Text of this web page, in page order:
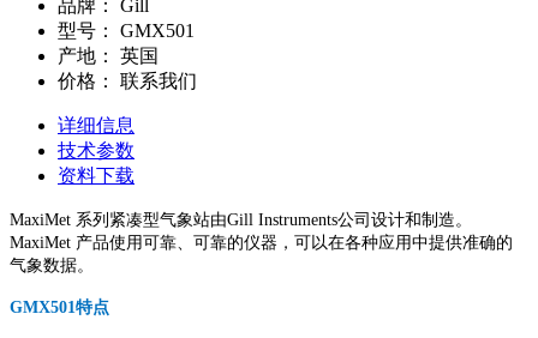
品牌：
Gill
型号：
GMX501
产地：
英国
价格：
联系我们
详细信息
技术参数
资料下载
MaxiMet 系列紧凑型气象站由Gill Instruments公司设计和制造。
MaxiMet 产品使用可靠、可靠的仪器，可以在各种应用中提供准确的
气象数据。
GMX501特点